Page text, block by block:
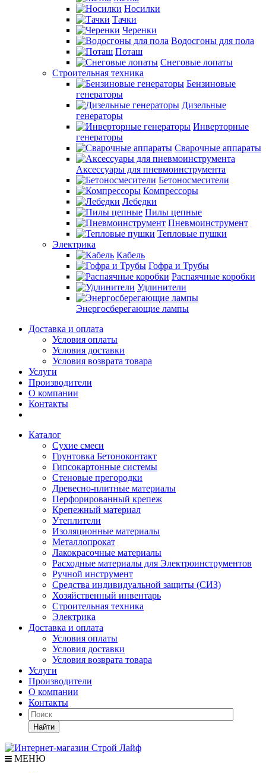
Носилки
Тачки
Черенки
Водосгоны для пола
Поташ
Снеговые лопаты
Строительная техника
Бензиновые
генераторы
Дизельные
генераторы
Инверторные
генераторы
Сварочные аппараты
Аксессуары для пневмоинструмента
Бетоносмесители
Компрессоры
Лебедки
Пилы цепные
Пневмоинструмент
Тепловые пушки
Электрика
Кабель
Гофра и Трубы
Распаячные коробки
Удлинители
Энергосберегающие лампы
Доставка и оплата
Условия оплаты
Условия доставки
Условия возврата товара
Услуги
Производители
О компании
Контакты
Каталог
Сухие смеси
Грунтовка Бетоноконтакт
Гипсокартонные системы
Стеновые прегородки
Древесно-плитные материалы
Перфорированный крепеж
Крепежный материал
Утеплители
Изоляционные материалы
Металлопрокат
Лакокрасочные материалы
Расходные материалы для Электроинструментов
Ручной инструмент
Средства индивидуальной защиты (СИЗ)
Хозяйственный инвентарь
Строительная техника
Электрика
Доставка и оплата
Условия оплаты
Условия доставки
Условия возврата товара
Услуги
Производители
О компании
Контакты
Найти
МЕНЮ